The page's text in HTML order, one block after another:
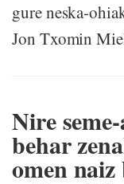
gure neska-
Jon Txomin
Nire
behar
omen